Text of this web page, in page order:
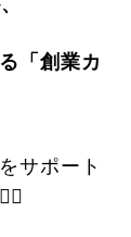
「創業カ
サポート